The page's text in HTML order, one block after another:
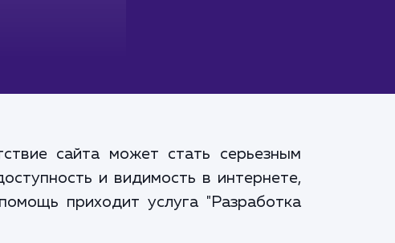
сайта может стать серьезным
и видимость в интернете,
приходит услуга "Разработка